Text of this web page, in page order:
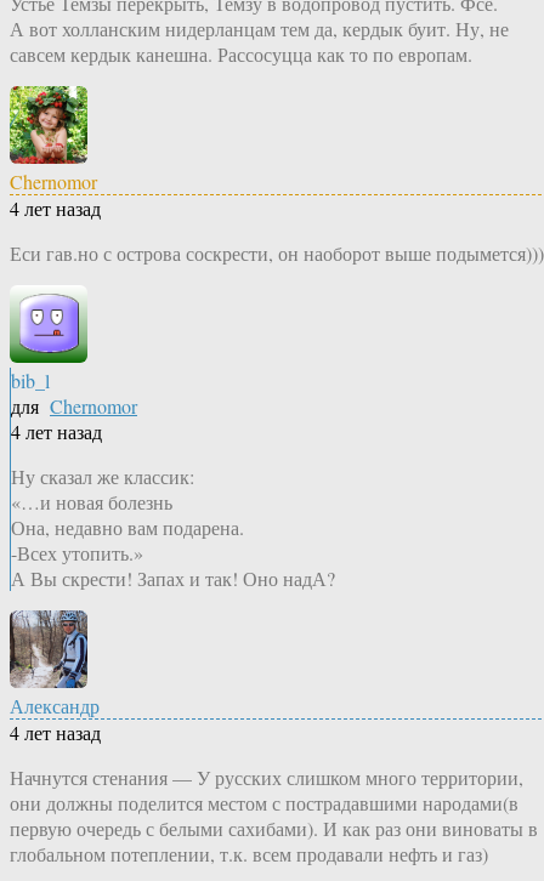
А вот холланским нидерланцам тем да, кердык буит. Ну, не
савсем кердык канешна. Рассосуцца как то по европам.
Chernomor
4 лет назад
Еси гав.но с острова соскрести, он наоборот выше подымется)))
bib_l
для Chernomor
4 лет назад
Ну сказал же классик:
«…и новая болезнь
Она, недавно вам подарена.
-Всех утопить.»
А Вы скрести! Запах и так! Оно надА?
Александр
4 лет назад
Начнутся стенания — У русских слишком много территории,
они должны поделится местом с пострадавшими народами(в
первую очередь с белыми сахибами). И как раз они виноваты в
глобальном потеплении, т.к. всем продавали нефть и газ)